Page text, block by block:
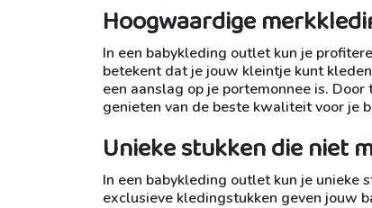
Hoogwaardige
In een babykleding outlet kun je
betekent dat je jouw kleintje kunt
een aanslag op je portemonnee is.
genieten van de beste kwaliteit voor je
Unieke stukken die niet
In een babykleding outlet kun je unieke
exclusieve kledingstukken geven jouw